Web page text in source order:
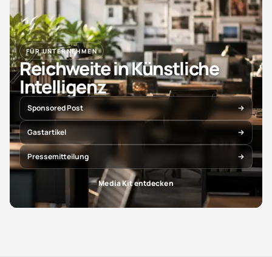
FÜR UNTERNEHMEN
Reichweite in Künstliche
Intelligenz
Sponsored Post
Gastartikel
Pressemitteilung
Media Kit entdecken